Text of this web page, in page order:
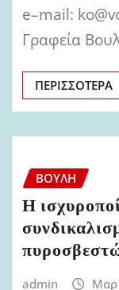
e–mail:
Γραφεία
ΠΕΡΙΣΣΌΤΕΡΑ
ΒΟΥΛΉ
Η
admin Μαρ